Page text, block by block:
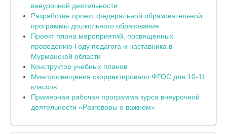
внеурочной деятельности
Разработан проект федеральной образовательной
программы дошкольного образования
Проект плана мероприятий, посвященных
проведению Году педагога и наставника в
Мурманской области
Конструктор учебных планов
Минпросвещения скорректировало ФГОС для 10-11
классов
Примерная рабочая программа курса внеурочной
деятельности «Разговоры о важном»